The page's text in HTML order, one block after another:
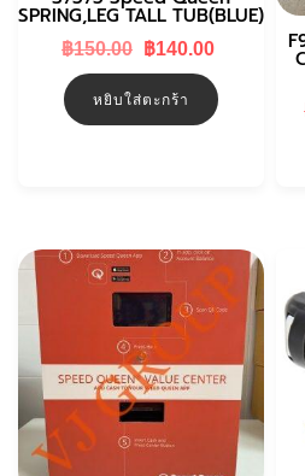
SPRING,LEG TALL TUB(BLUE)
฿150.00 Original
฿150.00.
฿140.00
Current
หยิบใส่ตะกร้า